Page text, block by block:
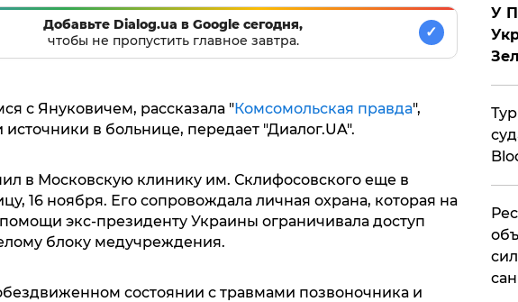
Добавьте Dialog.ua в Google сегодня,
чтобы не пропустить главное завтра.
✓
с Януковичем, рассказала "Комсомольская правда",
источники в больнице, передает "Диалог.UA".
в Московскую клинику им. Склифосовского еще в
16 ноября. Его сопровождала личная охрана, которая на
экс-президенту Украины ограничивала доступ
блоку медучреждения.
состоянии с травмами позвоночника и
У